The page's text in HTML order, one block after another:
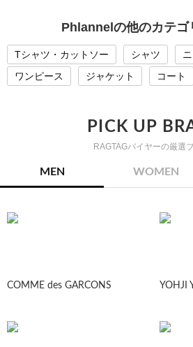
Phlannelの他のカテゴ
Tシャツ・カットソー シャツ
ワンピース
ジャケット コート
PICK UP
RAGTAGバイヤーの厳選
MEN WOMEN
COMME des GARCONS YOHJI